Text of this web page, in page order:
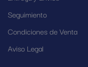
Seguimiento
Condiciones de Venta
Aviso Legal